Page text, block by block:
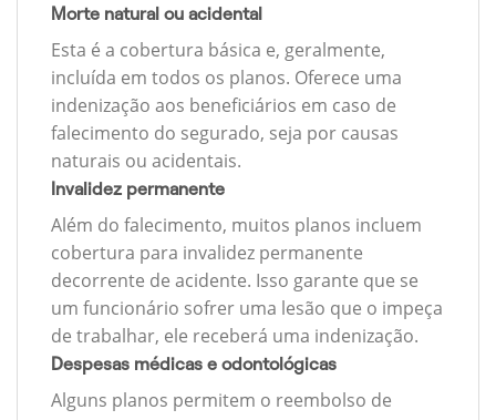
Morte natural ou acidental
Esta é a cobertura básica e, geralmente,
incluída em todos os planos. Oferece uma
indenização aos beneficiários em caso de
falecimento do segurado, seja por causas
naturais ou acidentais.
Invalidez permanente
Além do falecimento, muitos planos incluem
cobertura para invalidez permanente
decorrente de acidente. Isso garante que se
um funcionário sofrer uma lesão que o impeça
de trabalhar, ele receberá uma indenização.
Despesas médicas e odontológicas
Alguns planos permitem o reembolso de